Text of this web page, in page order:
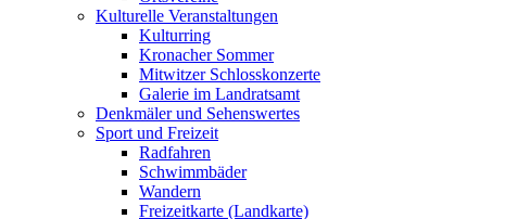
Kulturelle Veranstaltungen
Kulturring
Kronacher Sommer
Mitwitzer Schlosskonzerte
Galerie im Landratsamt
Denkmäler und Sehenswertes
Sport und Freizeit
Radfahren
Schwimmbäder
Wandern
Freizeitkarte (Landkarte)